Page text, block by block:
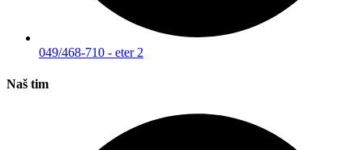
049/468-710 - eter 2
Naš tim